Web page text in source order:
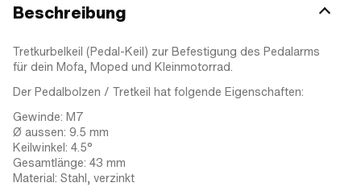
Beschreibung
Tretkurbelkeil (Pedal-Keil) zur Befestigung des Pedalarms
für dein Mofa, Moped und Kleinmotorrad.
Der Pedalbolzen / Tretkeil hat folgende Eigenschaften:
Gewinde: M7
Ø aussen: 9.5 mm
Keilwinkel: 4.5°
Gesamtlänge: 43 mm
Material: Stahl, verzinkt